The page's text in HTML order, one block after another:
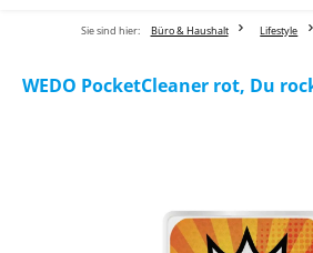
Sie sind hier: Büro & Haushalt Lifestyle
WEDO PocketCleaner rot, Du